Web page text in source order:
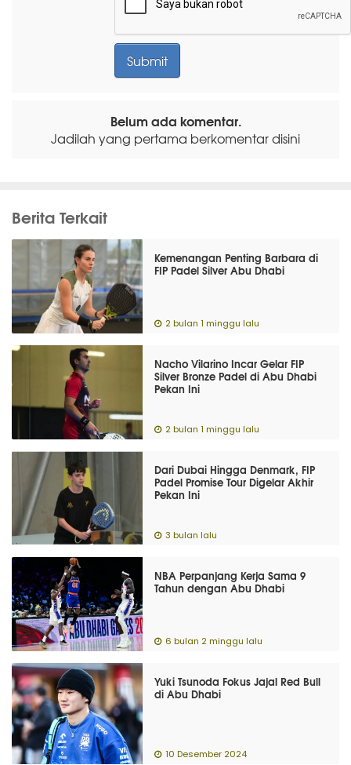
Belum ada komentar.
Jadilah yang pertama berkomentar disini
Berita Terkait
Kemenangan Penting Barbara di
FIP Padel Silver Abu Dhabi
2 bulan 1 minggu lalu
Nacho Vilarino Incar Gelar FIP
Silver Bronze Padel di Abu Dhabi
Pekan Ini
2 bulan 1 minggu lalu
Dari Dubai Hingga Denmark, FIP
Padel Promise Tour Digelar Akhir
Pekan Ini
3 bulan lalu
NBA Perpanjang Kerja Sama 9
Tahun dengan Abu Dhabi
6 bulan 2 minggu lalu
Yuki Tsunoda Fokus Jajal Red Bull
di Abu Dhabi
10 Desember 2024